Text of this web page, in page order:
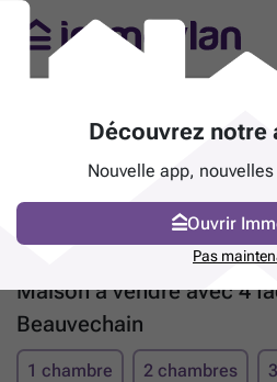
Maison à vendre avec 4
Beauvechain
1 chambre 2 chambres
Découvrez
Nouvelle app,
Ouvrir
Pas